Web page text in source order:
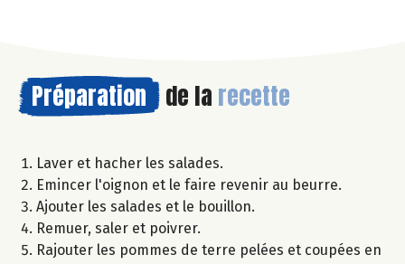
Préparation de la recette
Laver et hacher les salades.
Emincer l'oignon et le faire revenir au beurre.
Ajouter les salades et le bouillon.
Remuer, saler et poivrer.
Rajouter les pommes de terre pelées et coupées en